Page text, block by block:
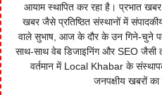
आयाम स्थापित कर रहा है। प्रभात
खबर जैसे प्रतिष्ठित संस्थानों में
वाले सुभाष, आज के दौर के उन गिने-चुने
साथ-साथ वेब डिजाइनिंग और SEO जैसी
वर्तमान में Local Khabar के
जनपक्षीय खबरों